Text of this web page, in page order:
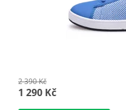
2 390 Kč
1 290 Kč